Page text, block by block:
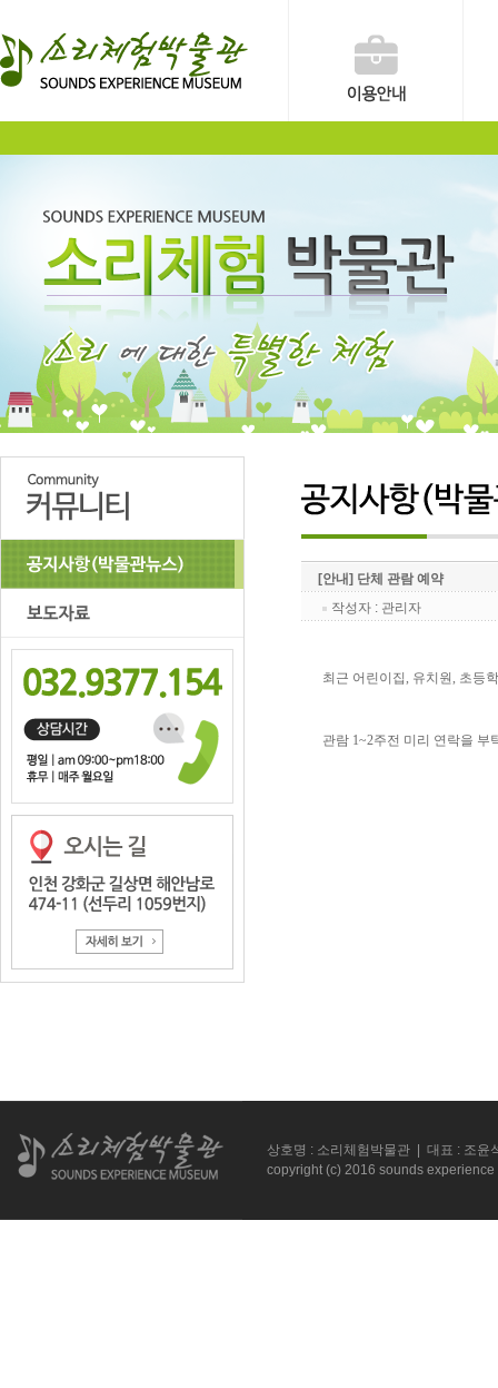
[안내] 단체 관람 예약
작성자 : 관리자
최근 어린이집, 유치원, 초등
관람 1~2주전 미리 연락을
상호명 : 소리체험박물관 | 대표 : 조
copyright (c) 2016 sounds